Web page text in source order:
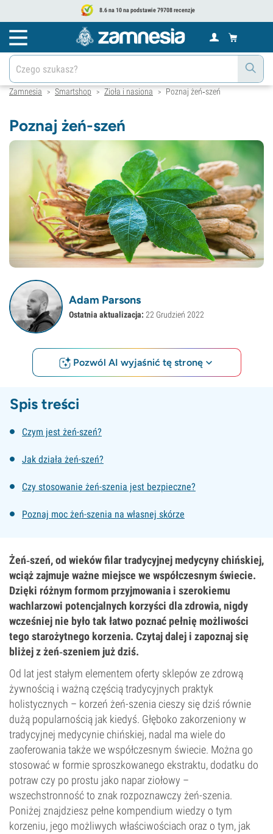
8.6 na 10 na podstawie 79708 recenzje
Zamnesia > Smartshop > Zioła i nasiona > Poznaj żeń‑szeń
Poznaj żeń-szeń
Adam Parsons
Ostatnia aktualizacja: 22 Grudzień 2022
Pozwól AI wyjaśnić tę stronę
Spis treści
Czym jest żeń-szeń?
Jak działa żeń-szeń?
Czy stosowanie żeń-szenia jest bezpieczne?
Poznaj moc żeń-szenia na własnej skórze
Żeń‑szeń, od wieków filar tradycyjnej medycyny chińskiej,
wciąż zajmuje ważne miejsce we współczesnym świecie.
Dzięki różnym formom przyjmowania i szerokiemu
wachlarzowi potencjalnych korzyści dla zdrowia, nigdy
wcześniej nie było tak łatwo poznać pełnię możliwości
tego starożytnego korzenia. Czytaj dalej i zapoznaj się
bliżej z żeń‑szeniem już dziś.
Od lat jest stałym elementem oferty sklepów ze zdrową
żywnością i ważną częścią tradycyjnych praktyk
holistycznych – korzeń żeń-szenia cieszy się dziś równie
dużą popularnością jak kiedyś. Głęboko zakorzeniony w
tradycyjnej medycynie chińskiej, nadal ma wiele do
zaoferowania także we współczesnym świecie. Można go
stosować w formie sproszkowanego ekstraktu, dodatku do
potraw czy po prostu jako napar ziołowy –
wszechstronność to znak rozpoznawczy żeń-szenia.
Poniżej znajdziesz pełne kompendium wiedzy o tym
korzeniu, jego możliwych właściwościach oraz o tym, jak